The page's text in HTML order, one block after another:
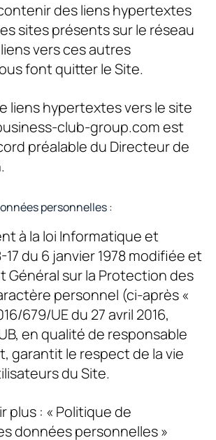
des liens hypertextes
sites présents sur le réseau
vers ces autres
font quitter le Site.
liens hypertextes vers le site
club-group.com est
préalable du Directeur de
personnelles :
à la loi Informatique et
17 du 6 janvier 1978 modifiée et
Général sur la Protection des
personnel (ci-après «
679/UE du 27 avril 2016,
, en qualité de responsable
garantit le respect de la vie
du Site.
plus : « Politique de
données personnelles »